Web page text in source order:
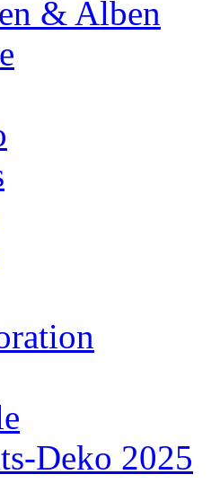
& Alben
Deko 2025